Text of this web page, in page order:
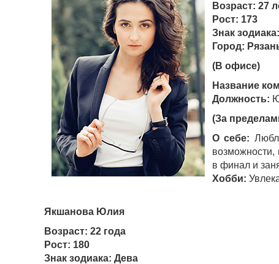
Возраст: 27
Рост: 173
Знак
Город:
(В офисе)
Название
Должность:
(За
О себе:
возможности,
в финал и
Хобби:
Якшанова Юлия
Возраст: 22 года
Рост: 180
Знак зодиака: Дева